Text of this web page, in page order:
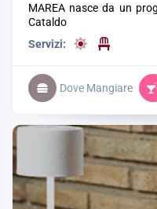
MAREA nasce da un
Cataldo
Servizi:
Dove Mangiare